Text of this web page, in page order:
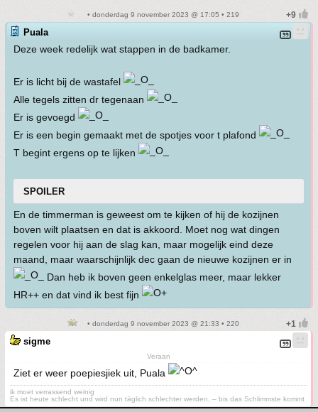
• donderdag 9 november 2023 @ 17:05 • 219
Puala
Deze week redelijk wat stappen in de badkamer.
Er is licht bij de wastafel
Alle tegels zitten dr tegenaan
Er is gevoegd
Er is een begin gemaakt met de spotjes voor t plafond
T begint ergens op te lijken
SPOILER
En de timmerman is geweest om te kijken of hij de kozijnen
boven wilt plaatsen en dat is akkoord. Moet nog wat dingen
regelen voor hij aan de slag kan, maar mogelijk eind deze
maand, maar waarschijnlijk dec gaan de nieuwe kozijnen er in
Dan heb ik boven geen enkelglas meer, maar lekker
HR++ en dat vind ik best fijn
• donderdag 9 november 2023 @ 21:33 • 220
sigme
Veraan
Ziet er weer poepiesjiek uit, Puala
ik moet verrassend weinig
Es ist heute schlecht und wird nun täglich schlechter werden, – bis das Schlimmste kommt